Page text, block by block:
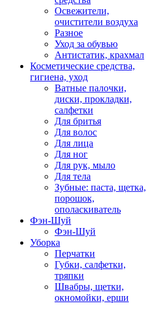
Освежители,
очистители воздуха
Разное
Уход за обувью
Антистатик, крахмал
Косметические средства,
гигиена, уход
Ватные палочки,
диски, прокладки,
салфетки
Для бритья
Для волос
Для лица
Для ног
Для рук, мыло
Для тела
Зубные: паста, щетка,
порошок,
ополаскиватель
Фэн-Шуй
Фэн-Шуй
Уборка
Перчатки
Губки, салфетки,
тряпки
Швабры, щетки,
окномойки, ерши